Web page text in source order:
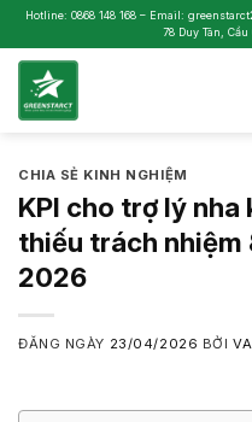
Skip
to
content
Hotline: 0868 148 168 – Email:
78 Duy Tân,
CHIA SẺ KINH NGHIỆM
KPI cho trợ lý nha
thiếu trách nhiệm
2026
ĐĂNG NGÀY 23/04/2026 BỞI